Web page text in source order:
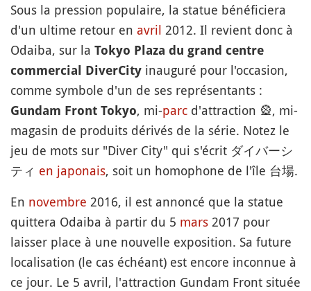
Sous la pression populaire, la statue bénéficiera
d'un ultime retour en avril 2012. Il revient donc à
Odaiba, sur la Tokyo Plaza du grand centre
commercial DiverCity inauguré pour l'occasion,
comme symbole d'un de ses représentants :
Gundam Front Tokyo, mi-parc d'attraction 🎡, mi-
magasin de produits dérivés de la série. Notez le
jeu de mots sur "Diver City" qui s'écrit ダイバーシ
ティ en japonais, soit un homophone de l'île 台場.
En novembre 2016, il est annoncé que la statue
quittera Odaiba à partir du 5 mars 2017 pour
laisser place à une nouvelle exposition. Sa future
localisation (le cas échéant) est encore inconnue à
ce jour. Le 5 avril, l'attraction Gundam Front située